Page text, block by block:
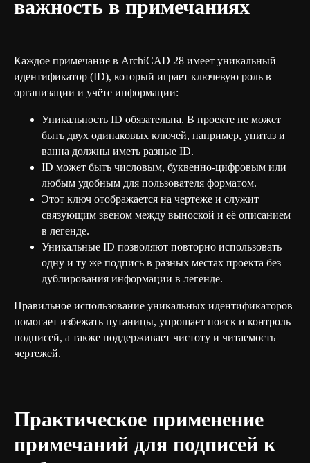
важность в примечаниях
Каждое примечание в ArchiCAD 28 имеет уникальный
идентификатор (ID), который играет ключевую роль в
организации и учёте информации:
Уникальность ID обязательна. В проекте не может
быть двух одинаковых ключей, например, унитаз и
ванна должны иметь разные ID.
ID может быть числовым, буквенно-цифровым или
любым удобным для пользователя форматом.
Этот ключ отображается на чертеже и служит
связующим звеном между выноской и её описанием
в легенде.
Уникальные ID позволяют повторно использовать
одну и ту же подпись в разных местах проекта без
дублирования информации в легенде.
Правильное использование уникальных идентификаторов
помогает избежать путаницы, упрощает поиск и контроль
подписей, а также поддерживает чистоту и читаемость
чертежей.
Практическое применение
примечаний для подписей к